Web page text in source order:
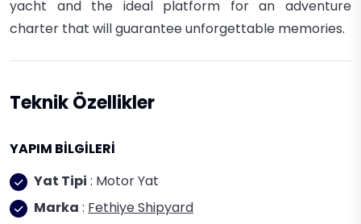
yacht and the ideal platform for an adventure
charter that will guarantee unforgettable memories.
Teknik Özellikler
YAPIM BİLGİLERİ
Yat Tipi : Motor Yat
Marka : Fethiye Shipyard